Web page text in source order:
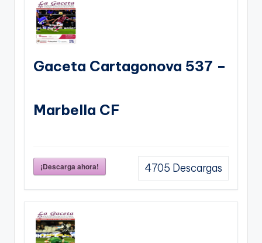
Gaceta Cartagonova 537 –
Marbella CF
¡Descarga ahora! 4705 Descargas